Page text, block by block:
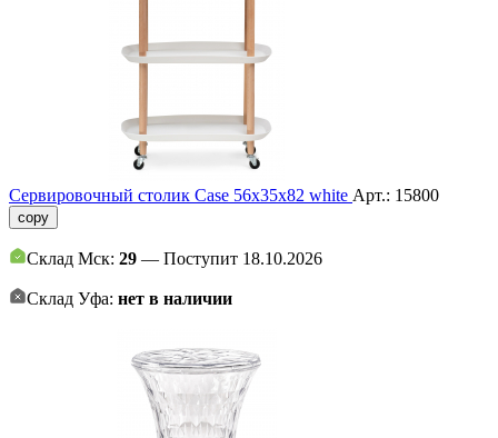
Сервировочный столик Case 56х35х82 white Арт.: 15800
copy
Склад Мск: 29 — Поступит 18.10.2026
Склад Уфа: нет в наличии